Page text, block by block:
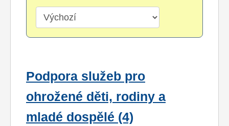
Podpora služeb pro
ohrožené děti, rodiny a
mladé dospělé (4)